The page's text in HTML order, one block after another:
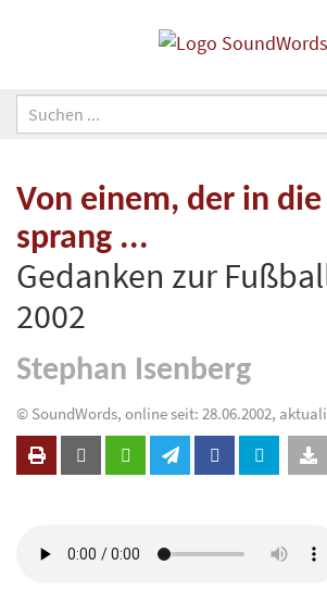
Von einem, der in die
sprang ...
Gedanken zur
2002
Stephan Isenberg
© SoundWords, online seit: 28.06.2002,